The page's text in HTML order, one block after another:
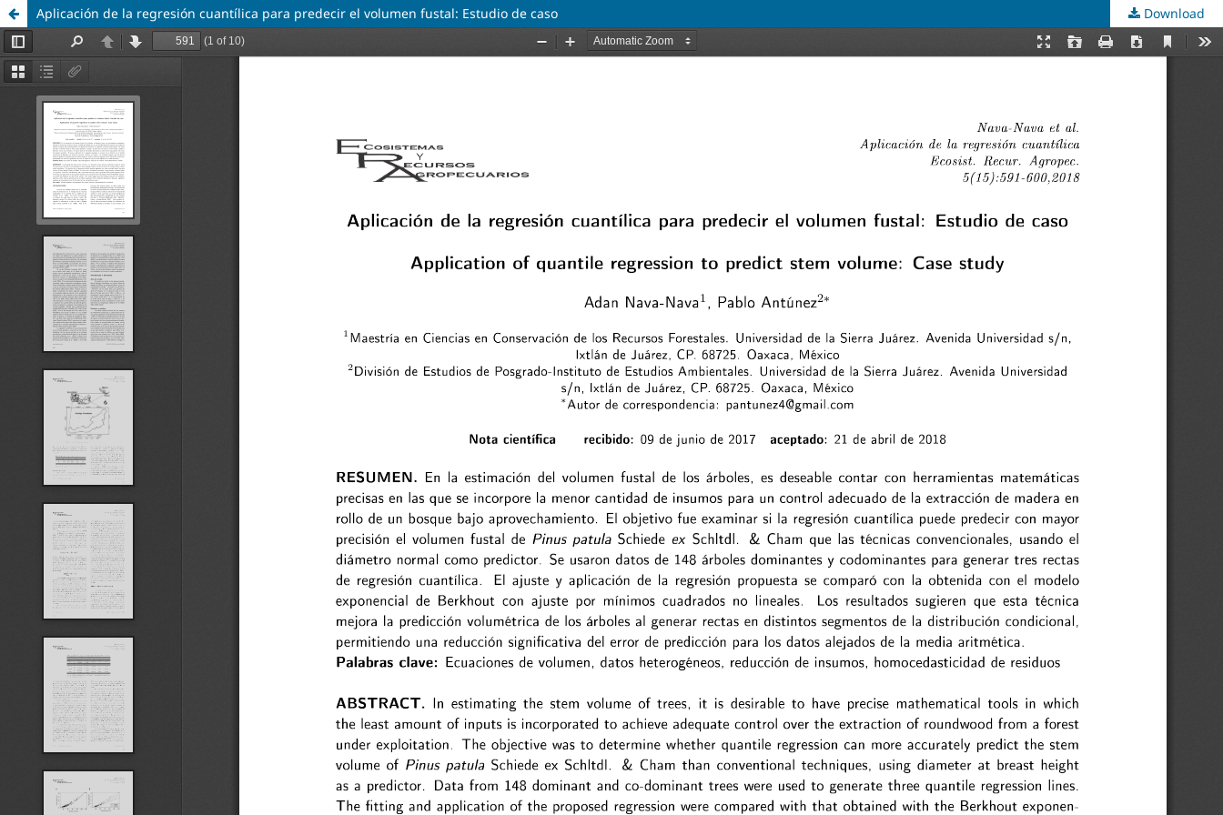
Aplicación de la regresión cuantílica para predecir el volumen fustal: Estudio de caso Download